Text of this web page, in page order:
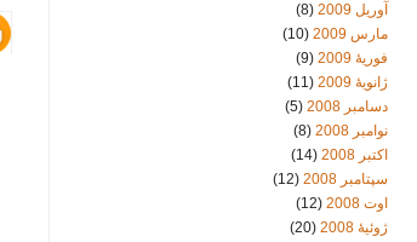
آوریل 2009
(8)
مارس 2009
(10)
فوریهٔ 2009
(9)
ژانویهٔ 2009
(11)
دسامبر 2008
(5)
نوامبر 2008
(8)
اکتبر 2008
(14)
سپتامبر 2008
(12)
اوت 2008
(12)
ژوئیهٔ 2008
(20)